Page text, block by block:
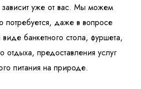
зависит уже от вас. Мы можем
потребуется, даже в вопросе
виде банкетного стола, фуршета,
предоставления услуг
питания на природе.